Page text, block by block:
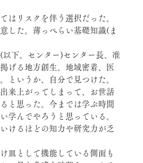
リスクを伴う選択だった。
した。薄っぺらい基礎知識(ま
下、センター)センター長、准
げる地方創生、地域密着、医
というか、自分で見つけた。
来上がってしまって、お世話
と思った。今までは学ぶ時間
学んでやろうと思っている。
けるほどの知力や研究力が乏
皿として機能している側面も